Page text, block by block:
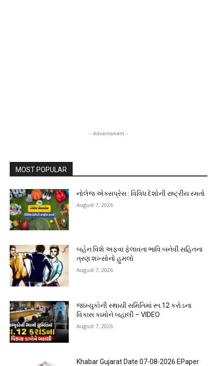
- Advertisment -
MOST POPULAR
નોલેજ એક્સપ્રેસ : વિવિધ દેશોની રાષ્ટ્રીય રમતો
August 7, 2026
બહેન વિશે અફવા ફેલાવતા ભાવિ બનેવી સહિતના
ત્રણ શખ્સોનો હુમલો
August 7, 2026
જામ્યુકોની સ્થાયી સમિતિમાં રૂા.12 કરોડના
વિકાસ કામોને બહાલી – VIDEO
August 7, 2026
Khabar Gujarat Date 07-08-2026 EPaper